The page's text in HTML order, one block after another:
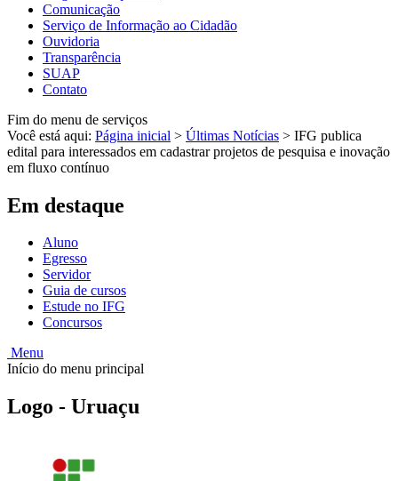
Comunicação
Serviço de Informação ao Cidadão
Ouvidoria
Transparência
SUAP
Contato
Fim do menu de serviços
Você está aqui: Página inicial > Últimas Notícias > IFG publica
edital para interessados em cadastrar projetos de pesquisa e inovação
em fluxo contínuo
Em destaque
Aluno
Egresso
Servidor
Guia de cursos
Estude no IFG
Concursos
Menu
Início do menu principal
Logo - Uruaçu